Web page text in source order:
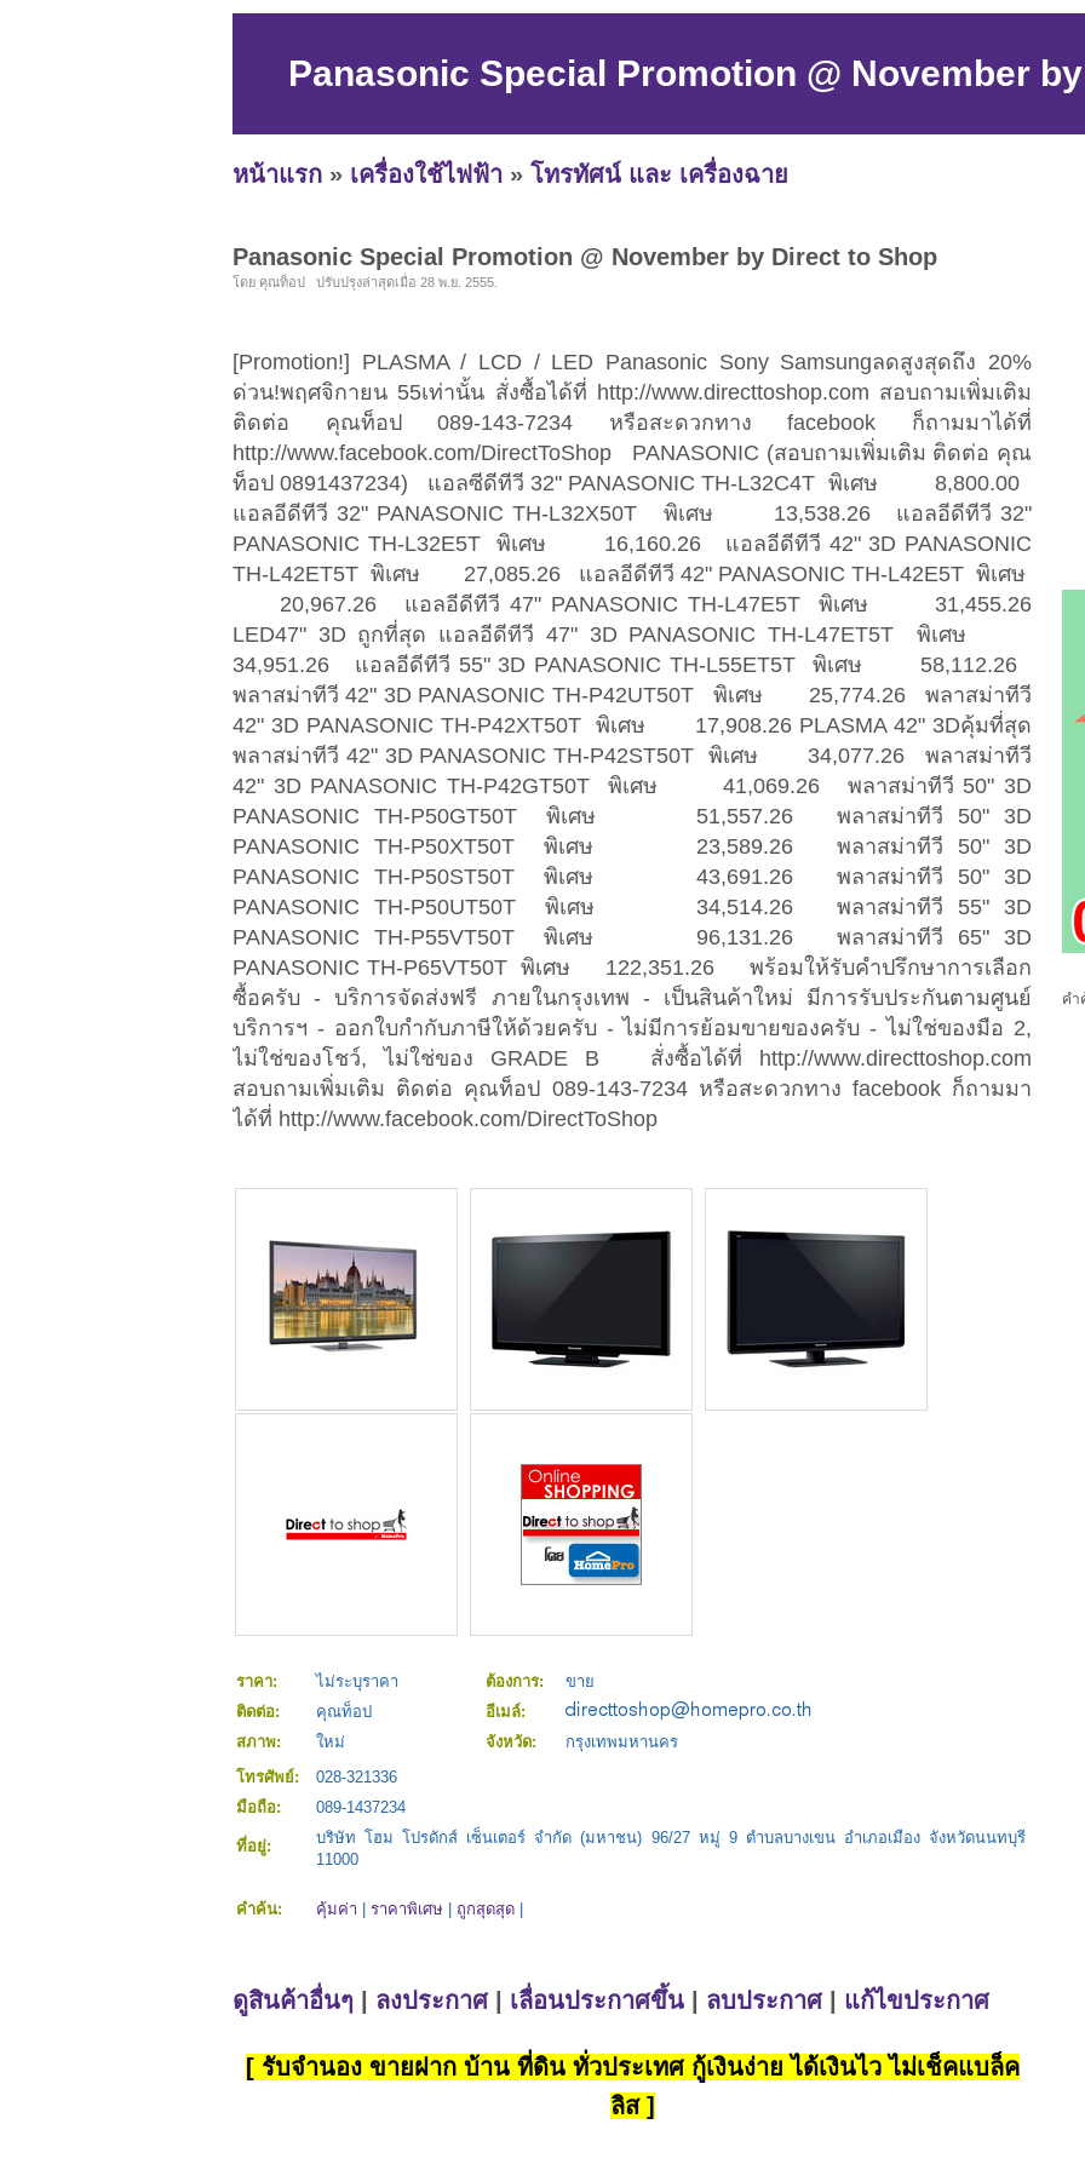
Panasonic Special Promotion @ November
หน้าแรก » เครื่องใช้ไฟฟ้า » โทรทัศน์ และ เครื่องฉาย
Panasonic Special Promotion @ November by Direct to Shop
โดย คุณท็อป ปรับปรุงล่าสุดเมื่อ 28 พ.ย. 2555.
[Promotion!] PLASMA / LCD / LED Panasonic Sony Samsungลดสูงสุดถึง 20%
ด่วน!พฤศจิกายน 55เท่านั้น สั่งซื้อได้ที่ http://www.directtoshop.com สอบถามเพิ่มเติม
ติดต่อ คุณท็อป 089-143-7234 หรือสะดวกทาง facebook ก็ถามมาได้ที่
http://www.facebook.com/DirectToShop PANASONIC (สอบถามเพิ่มเติม ติดต่อ คุณ
ท็อป 0891437234) แอลซีดีทีวี 32" PANASONIC TH-L32C4T พิเศษ 8,800.00
แอลอีดีทีวี 32" PANASONIC TH-L32X50T พิเศษ 13,538.26 แอลอีดีทีวี 32"
PANASONIC TH-L32E5T พิเศษ 16,160.26 แอลอีดีทีวี 42" 3D PANASONIC
TH-L42ET5T พิเศษ 27,085.26 แอลอีดีทีวี 42" PANASONIC TH-L42E5T พิเศษ
20,967.26 แอลอีดีทีวี 47" PANASONIC TH-L47E5T พิเศษ 31,455.26
LED47" 3D ถูกที่สุด แอลอีดีทีวี 47" 3D PANASONIC TH-L47ET5T พิเศษ
34,951.26 แอลอีดีทีวี 55" 3D PANASONIC TH-L55ET5T พิเศษ 58,112.26
พลาสม่าทีวี 42" 3D PANASONIC TH-P42UT50T พิเศษ 25,774.26 พลาสม่าทีวี
42" 3D PANASONIC TH-P42XT50T พิเศษ 17,908.26 PLASMA 42" 3Dคุ้มที่สุด
พลาสม่าทีวี 42" 3D PANASONIC TH-P42ST50T พิเศษ 34,077.26 พลาสม่าทีวี
42" 3D PANASONIC TH-P42GT50T พิเศษ 41,069.26 พลาสม่าทีวี 50" 3D
PANASONIC TH-P50GT50T พิเศษ 51,557.26 พลาสม่าทีวี 50" 3D
PANASONIC TH-P50XT50T พิเศษ 23,589.26 พลาสม่าทีวี 50" 3D
PANASONIC TH-P50ST50T พิเศษ 43,691.26 พลาสม่าทีวี 50" 3D
PANASONIC TH-P50UT50T พิเศษ 34,514.26 พลาสม่าทีวี 55" 3D
PANASONIC TH-P55VT50T พิเศษ 96,131.26 พลาสม่าทีวี 65" 3D
PANASONIC TH-P65VT50T พิเศษ 122,351.26 พร้อมให้รับคำปรึกษาการเลือก
ซื้อครับ - บริการจัดส่งฟรี ภายในกรุงเทพ - เป็นสินค้าใหม่ มีการรับประกันตามศูนย์
บริการฯ - ออกใบกำกับภาษีให้ด้วยครับ - ไม่มีการย้อมขายของครับ - ไม่ใช่ของมือ 2,
ไม่ใช่ของโชว์, ไม่ใช่ของ GRADE B สั่งซื้อได้ที่ http://www.directtoshop.com
สอบถามเพิ่มเติม ติดต่อ คุณท็อป 089-143-7234 หรือสะดวกทาง facebook ก็ถามมา
ได้ที่ http://www.facebook.com/DirectToShop
ราคา: ไม่ระบุราคา ต้องการ:
ขาย
ติดต่อ:
คุณท็อป
อีเมล์:
สภาพ:
ใหม่ จังหวัด:
กรุงเทพมหานคร
โทรศัพย์:
028-321336
มือถือ:
089-1437234
ที่อยู่:
บริษัท โฮม โปรดักส์ เซ็นเตอร์ จำกัด (มหาชน) 96/27 หมู่ 9 ตำบลบางเขน อำเภอเมือง จังหวัดนนทบุรี
11000
คำค้น: คุ้มค่า ราคาพิเศษ ถูกสุดสุด
ดูสินค้าอื่นๆ ลงประกาศ| เลื่อนประกาศขึ้น ลบประกาศ| แก้ไขประกาศ
[ รับจำนอง ขายฝาก บ้าน ที่ดิน ทั่วประเทศ กู้เงินง่าย ได้เงินไว ไม่เช็คแบล็ค
ลิส ]
คำ